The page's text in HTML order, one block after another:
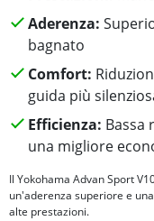
Aderenza:
bagnato
Comfort:
guida più
Efficienza: Bassa
una migliore
Il Yokohama Advan Sport
un'aderenza superiore e
alte prestazioni.